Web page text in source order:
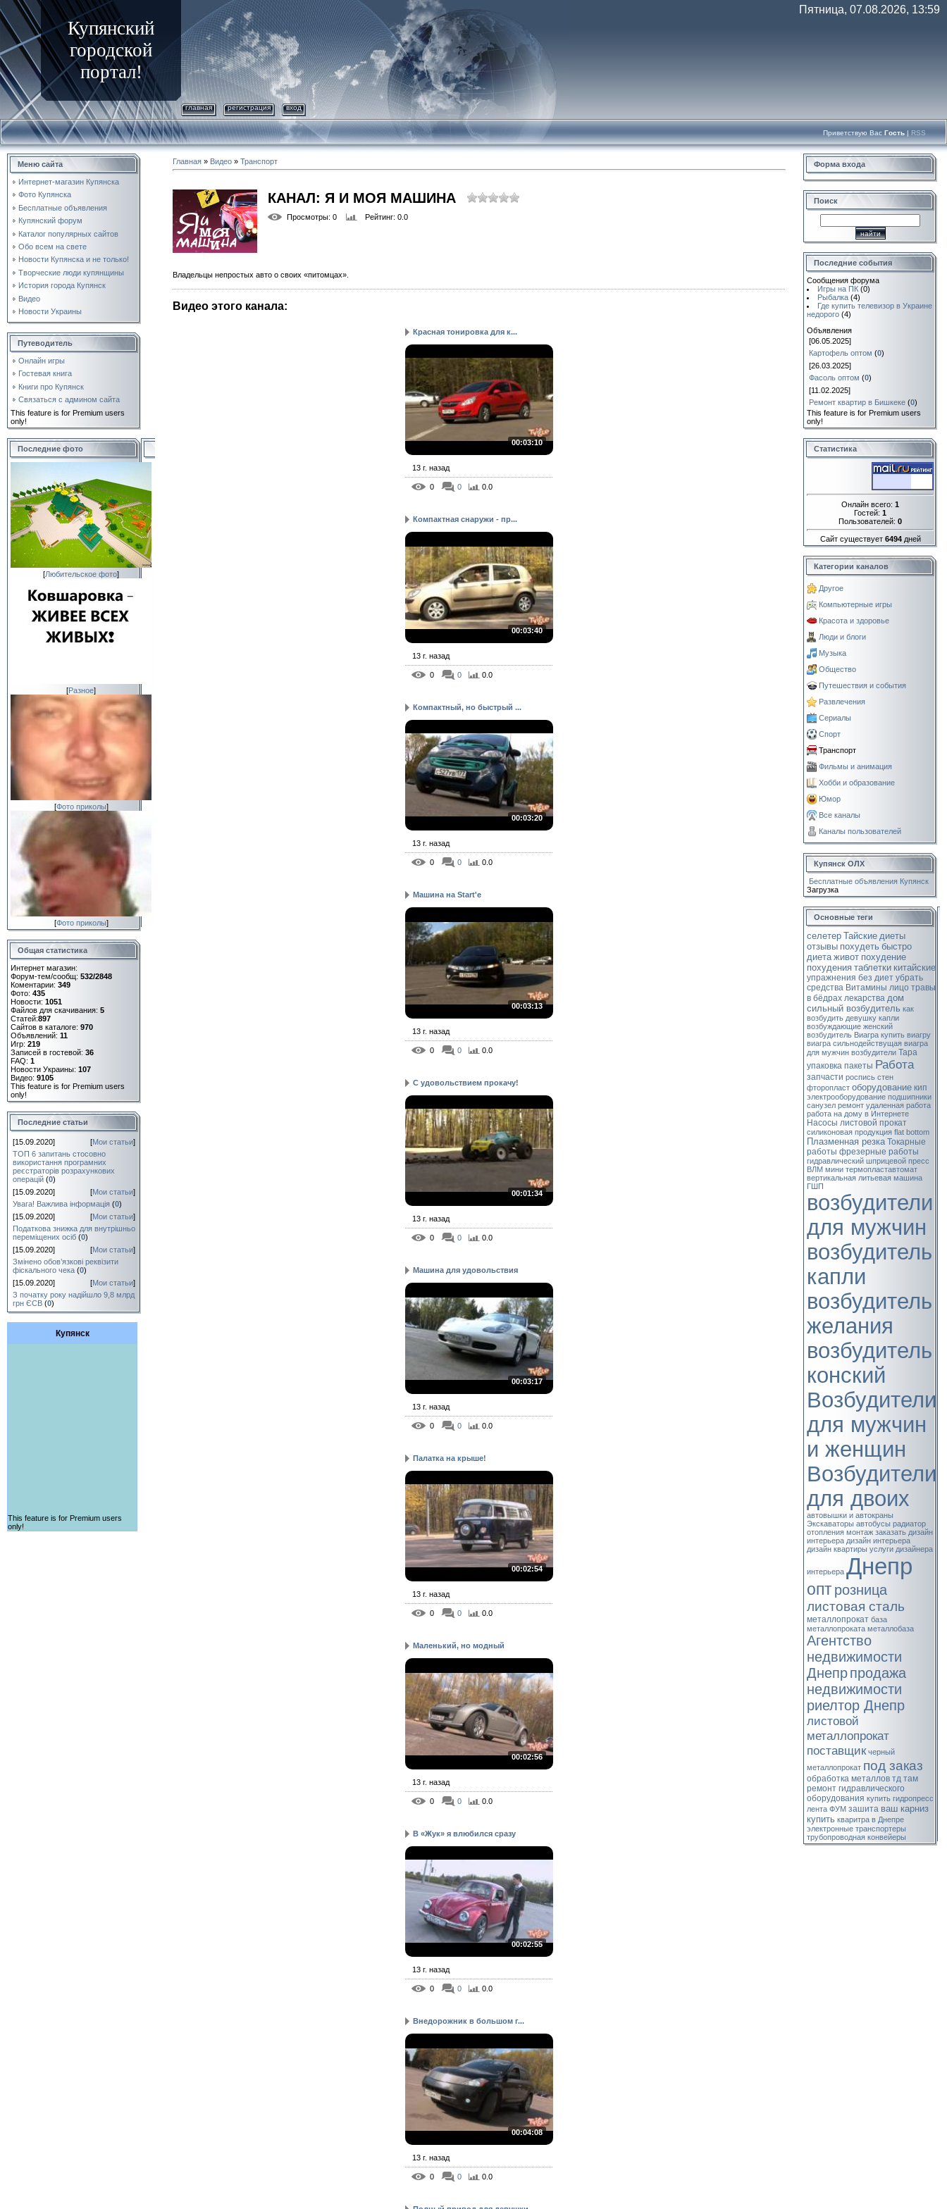
Купянский
городской
портал!
Пятница, 07.08.2026, 13:59
главная регистрация вход
Приветствую Вас Гость | RSS
Меню сайта
Интернет-магазин Купянска
Фото Купянска
Бесплатные объявления
Купянский форум
Каталог популярных сайтов
Обо всем на свете
Новости Купянска и не только!
Творческие люди купянщины
История города Купянск
Видео
Новости Украины
Путеводитель
Онлайн игры
Гостевая книга
Книги про Купянск
Связаться с админом сайта
This feature is for Premium users
only!
Последние фото
[Любительское фото]
[Разное]
[Фото приколы]
[Фото приколы]
Общая статистика
Интернет магазин:
Форум-тем/сообщ: 532/2848
Коментарии: 349
Фото: 435
Новости: 1051
Файлов для скачивания: 5
Статей:897
Сайтов в каталоге: 970
Объявлений: 11
Игр: 219
Записей в гостевой: 36
FAQ: 1
Новости Украины: 107
Видео: 9105
This feature is for Premium users
only!
Последние статьи
[15.09.2020] [Мои статьи]
ТОП 6 запитань стосовно
використання програмних
реєстраторів розрахункових
операцій (0)
[15.09.2020]
[Мои статьи]
Увага! Важлива інформація (0)
[15.09.2020]
[Мои статьи]
Податкова знижка для внутрішньо
переміщених осіб (0)
[15.09.2020]
[Мои статьи]
Змінено обов’язкові реквізити
фіскального чека (0)
[15.09.2020]
[Мои статьи]
З початку року надійшло 9,8 млрд
грн ЄСВ (0)
Купянск
This feature is for Premium users
only!
Главная » Видео » Транспорт
КАНАЛ: Я И МОЯ МАШИНА
Просмотры: 0 Рейтинг: 0.0
Владельцы непростых авто о своих «питомцах».
Видео этого канала:
Красная тонировка для к...
00:03:10
13 г. назад
0 0 0.0
Компактная снаружи - пр...
00:03:40
13 г. назад
0 0 0.0
Компактный, но быстрый ...
00:03:20
13 г. назад
0 0 0.0
Машина на Start'е
00:03:13
13 г. назад
0 0 0.0
С удовольствием прокачу!
00:01:34
13 г. назад
0 0 0.0
Машина для удовольствия
00:03:17
13 г. назад
0 0 0.0
Палатка на крыше!
00:02:54
13 г. назад
0 0 0.0
Маленький, но модный
00:02:56
13 г. назад
0 0 0.0
В «Жук» я влюбился сразу
00:02:55
13 г. назад
0 0 0.0
Внедорожник в большом г...
00:04:08
13 г. назад
0 0 0.0
Форма входа
Поиск
Последние события
Сообщения форума
Игры на ПК (0)
Рыбалка (4)
Где купить телевизор в Украине
недорого (4)
Объявления
[06.05.2025]
Картофель оптом (0)
[26.03.2025]
Фасоль оптом (0)
[11.02.2025]
Ремонт квартир в Бишкеке (0)
This feature is for Premium users
only!
Статистика
Онлайн всего: 1
Гостей: 1
Пользователей: 0
Сайт существует 6494дней
Категории каналов
Другое
Компьютерные игры
Красота и здоровье
Люди и блоги
Музыка
Общество
Путешествия и события
Развлечения
Сериалы
Спорт
Транспорт
Фильмы и анимация
Хобби и образование
Юмор
Все каналы
Каналы пользователей
Купянск ОЛХ
Бесплатные объявления Купянск
Загрузка
Основные теги
селетер Тайские диеты
отзывы похудеть быстро
диета живот похудение
похудения таблетки китайские
упражнения без диет убрать
средства Витамины лицо травы
в бёдрах лекарства дом
сильный возбудитель как
возбудить девушку капли
возбуждающие женский
возбудитель Виагра купить виагру
виагра сильнодействущая виагра
для мужчин возбудители Тара
упаковка пакеты Работа
запчасти роспись стен
фторопласт оборудование кип
электрооборудование подшипники
санузел ремонт удаленная работа
работа на дому в Интернете
Насосы листовой прокат
силиконовая продукция flat bottom
Плазменная резка Токарные
работы фрезерные работы
гидравлический шприцевой пресс
ВЛМ мини термопластавтомат
вертикальная литьевая машина
ГШП
возбудители
для мужчин
возбудитель
капли
возбудитель
желания
возбудитель
конский
Возбудители
для мужчин
и женщин
Возбудители
для двоих
автовышки и автокраны
Экскаваторы автобусы радиатор
отопления монтаж заказать дизайн
интерьера дизайн интерьера
дизайн квартиры услуги дизайнера
интерьера Днепр
оптрозница
листовая сталь
металлопрокат база
металлопроката металлобаза
Агентство
недвижимости
Днепрпродажа
недвижимости
риелтор Днепр
листовой
металлопрокат
поставщик черный
металлопрокат под заказ
обработка металлов тд там
ремонт гидравлического
оборудования купить гидропресс
лента ФУМ зашита ваш карниз
купить кваритра в Днепре
электронные транспортеры
трубопроводная конвейеры